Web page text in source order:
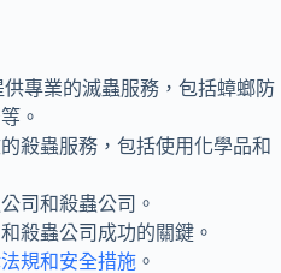
供專業的滅蟲服務，包括蟑螂防
。
殺蟲服務，包括使用化學品和
司和殺蟲公司。
殺蟲公司成功的關鍵。
規和安全措施 。